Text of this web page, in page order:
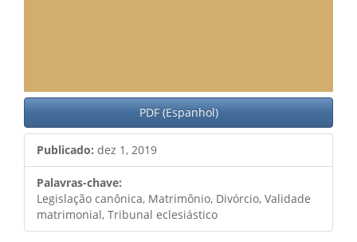
PDF (Espanhol)
Publicado: dez 1, 2019
Palavras-chave:
Legislação canônica, Matrimônio, Divórcio, Validade
matrimonial, Tribunal eclesiástico